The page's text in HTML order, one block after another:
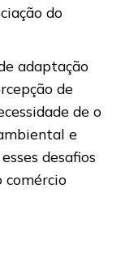
do
adaptação
de
de o
e
desafios
comércio